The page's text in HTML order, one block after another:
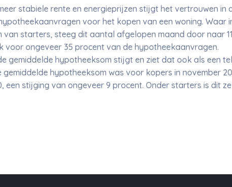
stabiele rente en energieprijzen stijgt het vertrouwen in
voor het kopen van een woning. Waar
starters, steeg dit aantal afgelopen maand door naar
voor ongeveer 35 procent van de hypotheekaanvragen.
gemiddelde hypotheeksom stijgt en ziet dat ook als een
gemiddelde hypotheeksom was voor kopers in november
een stijging van ongeveer 9 procent. Onder starters is dit